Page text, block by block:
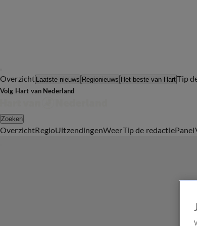
Overzicht Laatste nieuws Regionieuws Het beste van HartTip
Volg Hart van Nederland
Zoeken
OverzichtRegioUitzendingenWeerTip de redactiePanel